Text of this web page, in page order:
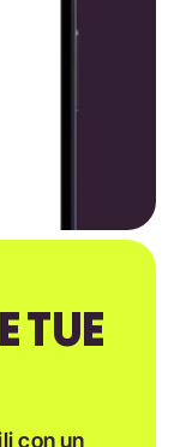
TUE
con un